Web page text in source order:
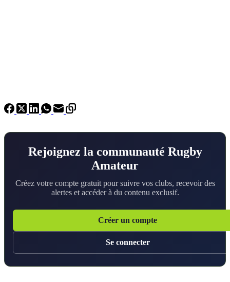
Rejoignez la communauté Rugby
Amateur
Créez votre compte gratuit pour suivre vos clubs, recevoir des
alertes et accéder à du contenu exclusif.
Créer un compte
Se connecter